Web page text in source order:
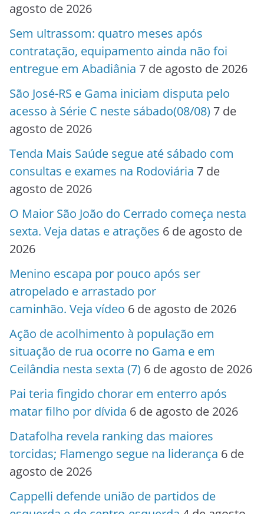
agosto de 2026
Sem ultrassom: quatro meses após
contratação, equipamento ainda não foi
entregue em Abadiânia 7 de agosto de 2026
São José-RS e Gama iniciam disputa pelo
acesso à Série C neste sábado(08/08) 7 de
agosto de 2026
Tenda Mais Saúde segue até sábado com
consultas e exames na Rodoviária 7 de
agosto de 2026
O Maior São João do Cerrado começa nesta
sexta. Veja datas e atrações 6 de agosto de
2026
Menino escapa por pouco após ser
atropelado e arrastado por
caminhão. Veja vídeo 6 de agosto de 2026
Ação de acolhimento à população em
situação de rua ocorre no Gama e em
Ceilândia nesta sexta (7) 6 de agosto de 2026
Pai teria fingido chorar em enterro após
matar filho por dívida 6 de agosto de 2026
Datafolha revela ranking das maiores
torcidas; Flamengo segue na liderança 6 de
agosto de 2026
Cappelli defende união de partidos de